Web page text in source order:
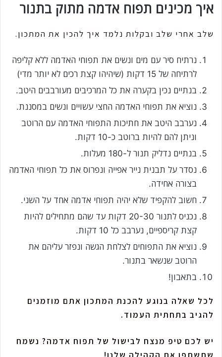
איך מכינים תפוח אדמה מתוק בתנור
שלב אחרי שלב ובקלות נלמד איך להכין את המתכון.
נרתיח סיר עם מים ונשים את תפוחי האדמה ללא קליפה
לרתיחה של 15 דקות (שיהיהו קצת רכים לא יותר מדי)
בנתיים נכין בקערה את כל המרכיבים מעורבבים היטב.
נוציא את תפוחי האדמה החצי עשויים ונשים במסננת.
נערבב היטב את חתיכות התפוחי האדמה עם הרוטב
וניתן להם להיות ברוטב כ-10 דקות.
בנתיים נדליק תנור ל-180 מעלות.
נסדר על תבנית נייר אפייה ונפרוס את כל תפוחי האדמה
בצורה אחידה.
חשוב להקפיד שלא יהיה תפוחי אדמה אחד על השני.
נכניס לתנור 20-30 דקות עד שהם מתחילים להיות
קצת קריספיים, נערבב כל 10 דקות.
נוציא את התפוחים לצלחת הגשה ונפזר עליהם את
הרוטב שנשאר בתנור.
בתאבון!
לכל שאלה בנוגע להכנת המתכון אתם מוזמנים
להגיב בתחתית העמוד.
יש לכם טיפ מנצח לבישול של תפוח אדמה? נשמח